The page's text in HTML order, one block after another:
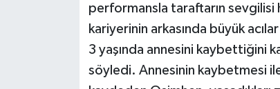
performansla taraftarın
kariyerinin arkasında büyük
3 yaşında annesini kaybettiğini
söyledi. Annesinin kaybetmesi ile